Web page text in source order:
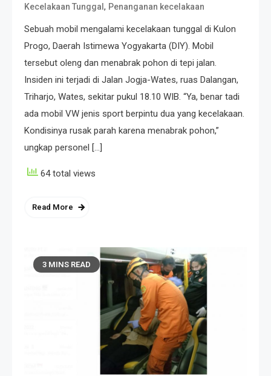
Kecelakaan Tunggal, Penanganan kecelakaan
Sebuah mobil mengalami kecelakaan tunggal di Kulon
Progo, Daerah Istimewa Yogyakarta (DIY). Mobil
tersebut oleng dan menabrak pohon di tepi jalan.
Insiden ini terjadi di Jalan Jogja-Wates, ruas Dalangan,
Triharjo, Wates, sekitar pukul 18.10 WIB. “Ya, benar tadi
ada mobil VW jenis sport berpintu dua yang kecelakaan.
Kondisinya rusak parah karena menabrak pohon,”
ungkap personel […]
64 total views
Read More
3 MINS READ